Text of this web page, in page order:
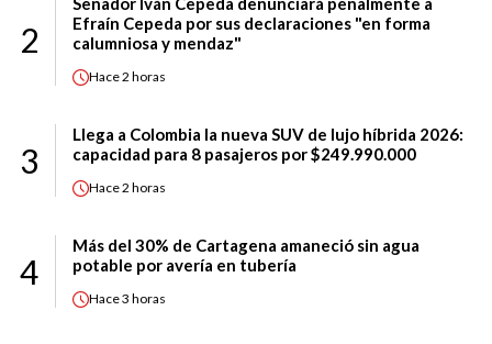
2
Efraín Cepeda por sus declaraciones "en forma
calumniosa y mendaz"
Hace2 horas
3
Llega a Colombia la nueva SUV de lujo híbrida 2026:
capacidad para 8 pasajeros por $249.990.000
Hace2 horas
4
Más del 30% de Cartagena amaneció sin agua
potable por avería en tubería
Hace3 horas